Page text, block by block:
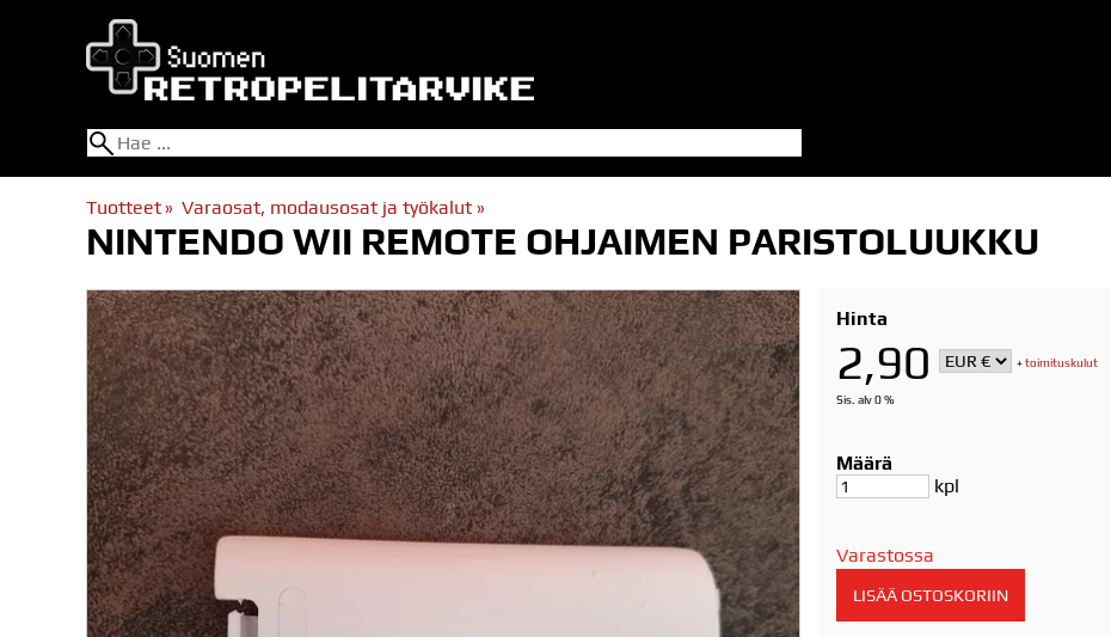
Tuotteet‪» Varaosat, modausosat ja työkalut ‪»
NINTENDO WII REMOTE OHJAIMEN PARISTOLUUKKU
Hinta
2,90 +toimituskulut
Sis. alv 0 %
Määrä
kpl
Varastossa